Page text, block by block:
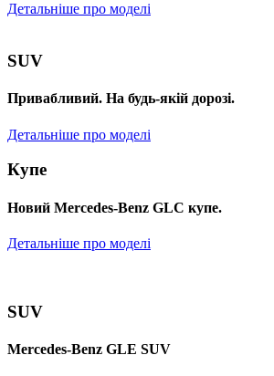
Детальніше про моделі
SUV
Привабливий. На будь-якій дорозі.
Детальніше про моделі
Купе
Новий Mercedes-Benz GLС купе.
Детальніше про моделі
SUV
Mercedes-Benz GLE SUV